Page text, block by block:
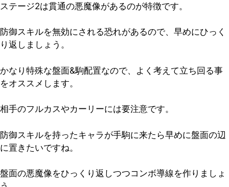
ステージ2は貫通の悪魔像があるのが特徴です。
防御スキルを無効にされる恐れがあるので、早めにひっく
り返しましょう。
かなり特殊な盤面&駒配置なので、よく考えて立ち回る事
をオススメします。
相手のフルカスやカーリーには要注意です。
防御スキルを持ったキャラが手駒に来たら早めに盤面の辺
に置きたいですね。
盤面の悪魔像をひっくり返しつつコンボ導線を作りましょ